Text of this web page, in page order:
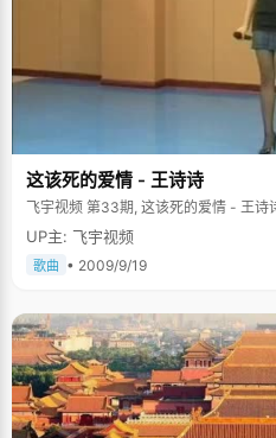
这该死的爱情 - 王诗诗
飞宇视频 第33期, 这该死的爱情 - 王诗
UP主: 飞宇视频
歌曲 • 2009/9/19